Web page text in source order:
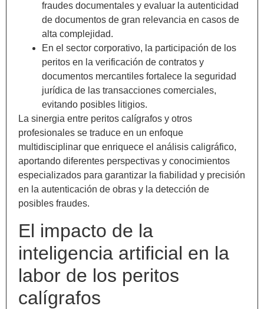
fraudes documentales y evaluar la autenticidad
de documentos de gran relevancia en casos de
alta complejidad.
En el sector corporativo, la participación de los
peritos en la verificación de contratos y
documentos mercantiles fortalece la seguridad
jurídica de las transacciones comerciales,
evitando posibles litigios.
La sinergia entre peritos calígrafos y otros
profesionales se traduce en un enfoque
multidisciplinar que enriquece el análisis caligráfico,
aportando diferentes perspectivas y conocimientos
especializados para garantizar la fiabilidad y precisión
en la autenticación de obras y la detección de
posibles fraudes.
El impacto de la
inteligencia artificial en la
labor de los peritos
calígrafos